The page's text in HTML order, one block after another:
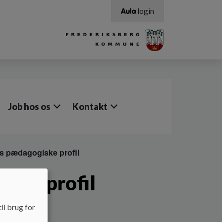
login
Job hos os Kontakt
pædagogiske profil
profil
brug for